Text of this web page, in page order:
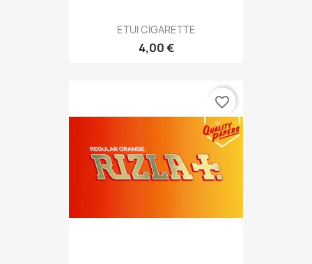
ETUI CIGARETTE
4,00 €
favorite_border